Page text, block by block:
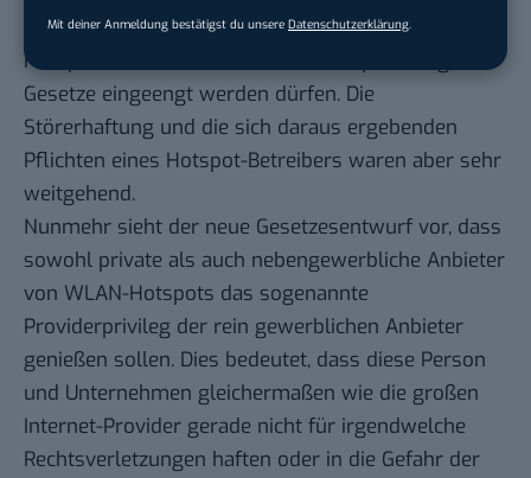
Mit deiner Anmeldung bestätigst du unsere Datenschutzerklärung
Sicht klar, dass die Förderung von freien WLAN-
Hotspots nicht zu sehr durch Rechtsprechung oder
Gesetze eingeengt werden dürfen. Die
Störerhaftung und die sich daraus ergebenden
Pflichten eines Hotspot-Betreibers waren aber sehr
weitgehend.
Nunmehr sieht der neue Gesetzesentwurf vor, dass
sowohl private als auch nebengewerbliche Anbieter
von WLAN-Hotspots das sogenannte
Providerprivileg der rein gewerblichen Anbieter
genießen sollen. Dies bedeutet, dass diese Person
und Unternehmen gleichermaßen wie die großen
Internet-Provider gerade nicht für irgendwelche
Rechtsverletzungen haften oder in die Gefahr der